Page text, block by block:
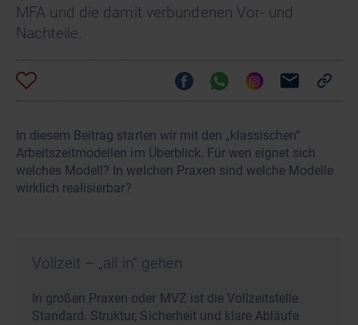
MFA und die damit verbundenen Vor- und
Nachteile.
In diesem Beitrag starten wir mit den „klassischen“
Arbeitszeitmodellen im Überblick. Für wen eignet sich
welches Modell? In welchen Praxen sind welche Modelle
wirklich realisierbar?
Vollzeit – „all in“ gehen
In großen Praxen oder MVZ ist die Vollzeitstelle
Standard. Struktur, Sicherheit und klare Abläufe